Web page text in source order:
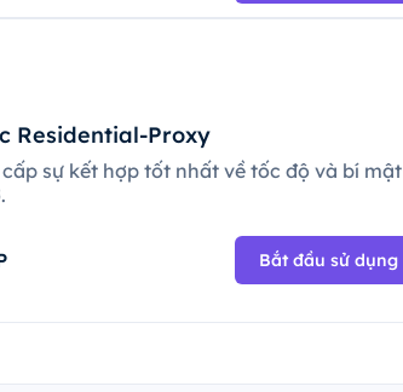
Residential-Proxy
sự kết hợp tốt nhất về tốc độ và bí mật
Bắt đầu sử dụng